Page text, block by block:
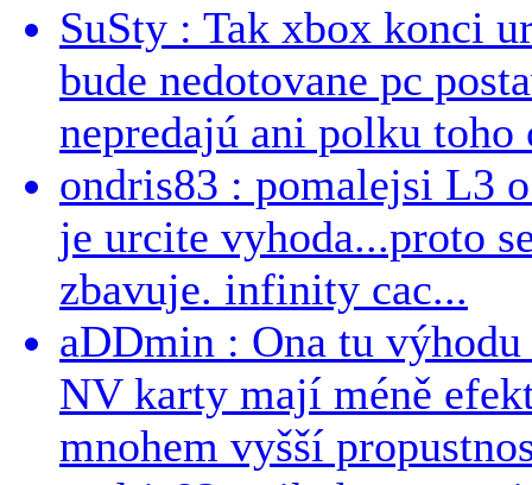
SuSty : Tak xbox konci
bude nedotovane pc
nepredajú ani polku toho
ondris83 : pomalejsi L3
je urcite vyhoda...proto
zbavuje. infinity cac...
aDDmin : Ona tu
NV karty mají méně
mnohem vyšší